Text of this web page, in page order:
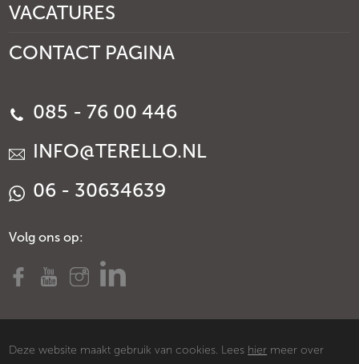
VACATURES
CONTACT PAGINA
085 - 76 00 446
INFO@TERELLO.NL
06 - 30634639
Volg ons op:
Deze website maakt gebruik van cookies. Lees hier meer over